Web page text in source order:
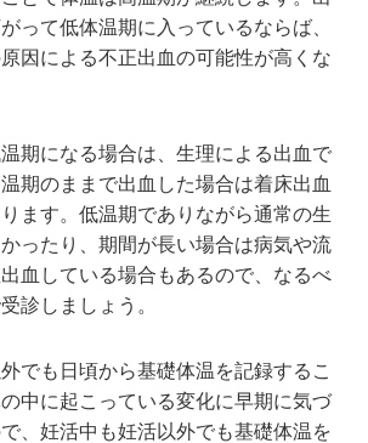
って低体温期に入っているならば、
因による不正出血の可能性が高くな
期になる場合は、生理による出血で
期のままで出血した場合は着床出血
ます。低温期でありながら通常の生
ったり、期間が長い場合は病気や流
血している場合もあるので、なるべ
診しましょう。
でも日頃から基礎体温を記録するこ
中に起こっている変化に早期に気づ
、妊活中も妊活以外でも基礎体温を